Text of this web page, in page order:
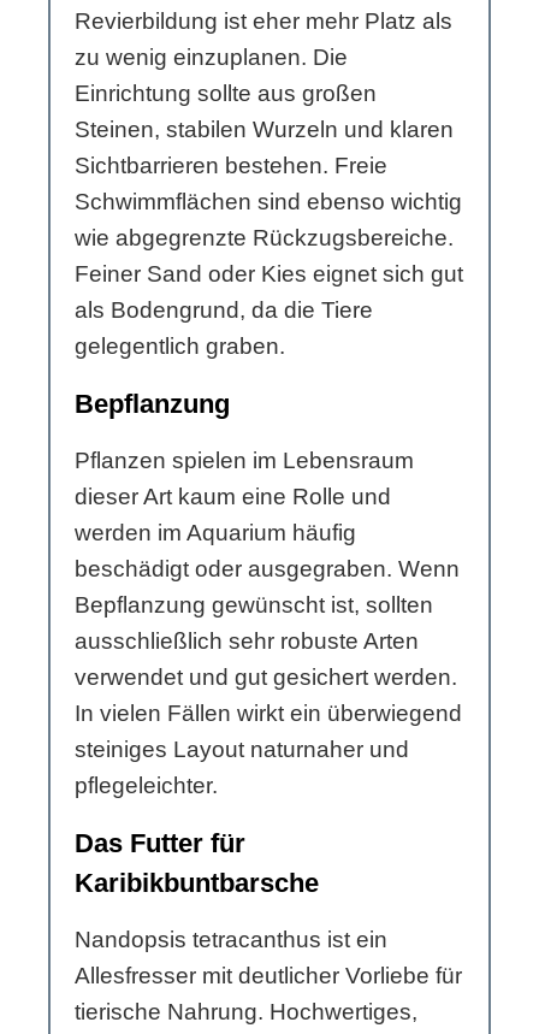
Revierbildung ist eher mehr Platz als
zu wenig einzuplanen. Die
Einrichtung sollte aus großen
Steinen, stabilen Wurzeln und klaren
Sichtbarrieren bestehen. Freie
Schwimmflächen sind ebenso wichtig
wie abgegrenzte Rückzugsbereiche.
Feiner Sand oder Kies eignet sich gut
als Bodengrund, da die Tiere
gelegentlich graben.
Bepflanzung
Pflanzen spielen im Lebensraum
dieser Art kaum eine Rolle und
werden im Aquarium häufig
beschädigt oder ausgegraben. Wenn
Bepflanzung gewünscht ist, sollten
ausschließlich sehr robuste Arten
verwendet und gut gesichert werden.
In vielen Fällen wirkt ein überwiegend
steiniges Layout naturnaher und
pflegeleichter.
Das Futter für
Karibikbuntbarsche
Nandopsis tetracanthus ist ein
Allesfresser mit deutlicher Vorliebe für
tierische Nahrung. Hochwertiges,